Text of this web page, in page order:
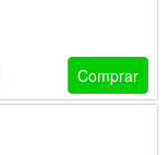
Comprar